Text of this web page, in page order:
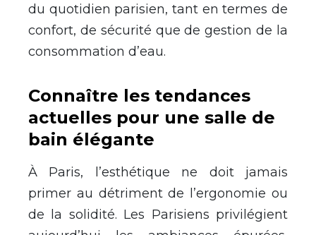
du quotidien parisien, tant en termes de
confort, de sécurité que de gestion de la
consommation d’eau.
Connaître les tendances
actuelles pour une salle de
bain élégante
À Paris, l’esthétique ne doit jamais
primer au détriment de l’ergonomie ou
de la solidité. Les Parisiens privilégient